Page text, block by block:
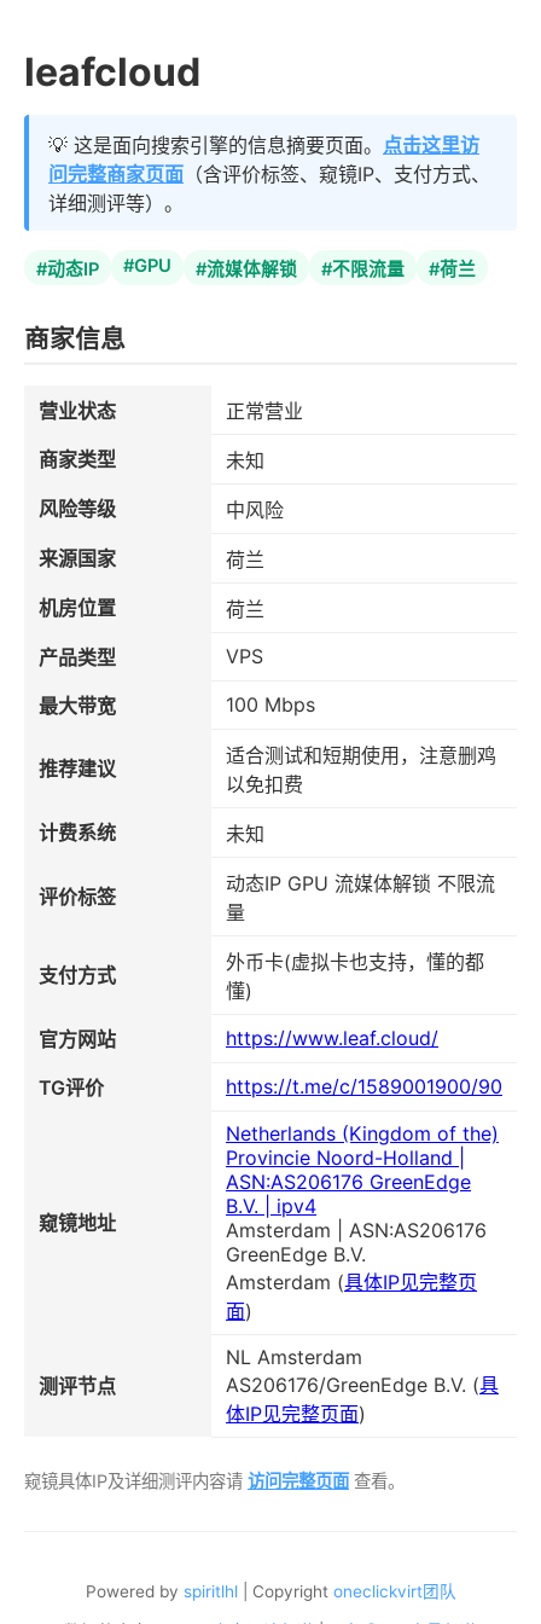
leafcloud
💡 这是面向搜索引擎的信息摘要页面。 点击这里访
问完整商家页面 （含评价标签、窥镜IP、支付方式、
详细测评等）。
#动态IP #GPU #流媒体解锁 #不限流量 #荷兰
商家信息
营业状态
正常营业
商家类型
未知
风险等级
中风险
来源国家
荷兰
机房位置
荷兰
产品类型
VPS
最大带宽 100 Mbps
推荐建议
适合测试和短期使用，注意删鸡
以免扣费
计费系统
未知
评价标签
动态IP GPU 流媒体解锁 不限流
量
支付方式
外币卡(虚拟卡也支持，懂的都
懂)
官方网站
https://www.leaf.cloud/
TG评价 https://t.me/c/1589001900/90
窥镜地址
Netherlands (Kingdom of the)
Provincie Noord-Holland |
ASN:AS206176 GreenEdge
B.V. | ipv4
Amsterdam | ASN:AS206176
GreenEdge B.V.
Amsterdam (具体IP见完整页
面)
测评节点
NL Amsterdam
AS206176/GreenEdge B.V. (具
体IP见完整页面)
窥镜具体IP及详细测评内容请 访问完整页面查看。
Powered by spiritlhl| Copyright oneclickvirt团队